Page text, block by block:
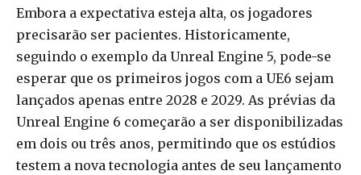
Embora a expectativa esteja alta, os jogadores
precisarão ser pacientes. Historicamente,
seguindo o exemplo da Unreal Engine 5, pode-se
esperar que os primeiros jogos com a UE6 sejam
lançados apenas entre 2028 e 2029. As prévias da
Unreal Engine 6 começarão a ser disponibilizadas
em dois ou três anos, permitindo que os estúdios
testem a nova tecnologia antes de seu lançamento